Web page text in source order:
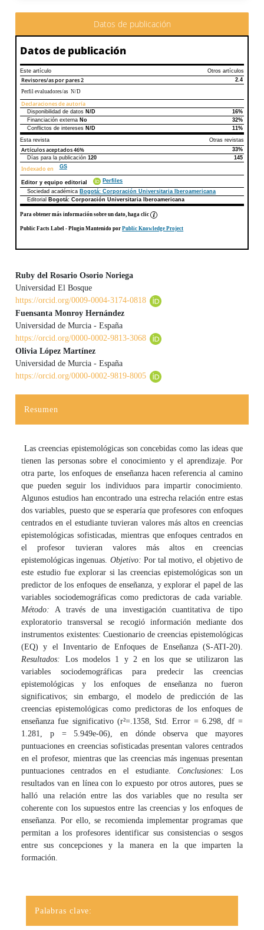
Datos de publicación
Datos de publicación
Este artículo Otros artículos
Revisores/as por pares2
2.4
Perfil evaluadores/as N/D
Declaraciones de autoría
Declaraciones de autoríaEste artículo
Disponibilidad de datos N/D
16%
Financiación externa No
32%
Conflictos de intereses N/D
11%
Esta revista
Otras revistas
Artículos aceptados46%
33%
Días para la publicación120 145
Indexado en GS
Editor y equipo editorial
Perfiles
Sociedad académica Bogotá: Corporación Universitaria Iberoamericana
Editorial
Bogotá: Corporación Universitaria Iberoamericana
Para obtener más información sobre un dato, haga clic
Public Facts Label - Plugin Mantenido porPublic Knowledge Project
Contenido principal del artículo
Ruby del Rosario Osorio Noriega
Universidad El Bosque
https://orcid.org/0009-0004-3174-0818
Fuensanta Monroy Hernández
Universidad de Murcia - España
https://orcid.org/0000-0002-9813-3068
Olivia López Martínez
Universidad de Murcia - España
https://orcid.org/0000-0002-9819-8005
Resumen
Las creencias epistemológicas son concebidas como las ideas que
tienen las personas sobre el conocimiento y el aprendizaje. Por
otra parte, los enfoques de enseñanza hacen referencia al camino
que pueden seguir los individuos para impartir conocimiento.
Algunos estudios han encontrado una estrecha relación entre estas
dos variables, puesto que se esperaría que profesores con enfoques
centrados en el estudiante tuvieran valores más altos en creencias
epistemológicas sofisticadas, mientras que enfoques centrados en
el profesor tuvieran valores más altos en creencias
epistemológicas ingenuas. Objetivo: Por tal motivo, el objetivo de
este estudio fue explorar si las creencias epistemológicas son un
predictor de los enfoques de enseñanza, y explorar el papel de las
variables sociodemográficas como predictoras de cada variable.
Método: A través de una investigación cuantitativa de tipo
exploratorio transversal se recogió información mediante dos
instrumentos existentes: Cuestionario de creencias epistemológicas
(EQ) y el ​​Inventario de Enfoques de Enseñanza (S-ATI-20).
Resultados: Los modelos 1 y 2 en los que se utilizaron las
variables sociodemográficas para predecir las creencias
epistemológicas y los enfoques de enseñanza no fueron
significativos; sin embargo, el modelo de predicción de las
creencias epistemológicas como predictoras de los enfoques de
enseñanza fue significativo (r²=.1358, Std. Error = 6.298, df =
1.281, p = 5.949e-06), en dónde observa que mayores
puntuaciones en creencias sofisticadas presentan valores centrados
en el profesor, mientras que las creencias más ingenuas presentan
puntuaciones centrados en el estudiante. Conclusiones: Los
resultados van en línea con lo expuesto por otros autores, pues se
halló una relación entre las dos variables que no resulta ser
coherente con los supuestos entre las creencias y los enfoques de
enseñanza. Por ello, se recomienda implementar programas que
permitan a los profesores identificar sus consistencias o sesgos
entre sus concepciones y la manera en la que imparten la
formación.
Palabras clave: